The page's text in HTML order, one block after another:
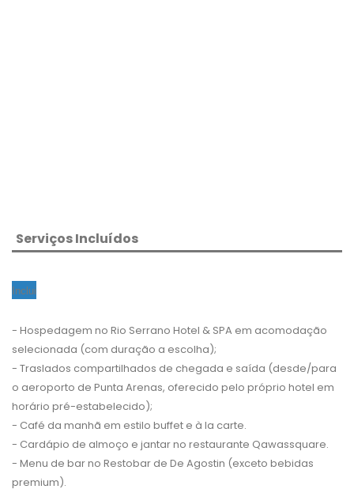
Serviços Incluídos
Inclui
- Hospedagem no Rio Serrano Hotel & SPA em acomodação
selecionada (com duração a escolha);
- Traslados compartilhados de chegada e saída (desde/para
o aeroporto de Punta Arenas, oferecido pelo próprio hotel em
horário pré-estabelecido);
- Café da manhã em estilo buffet e à la carte.
- Cardápio de almoço e jantar no restaurante Qawassquare.
- Menu de bar no Restobar de De Agostin (exceto bebidas
premium).